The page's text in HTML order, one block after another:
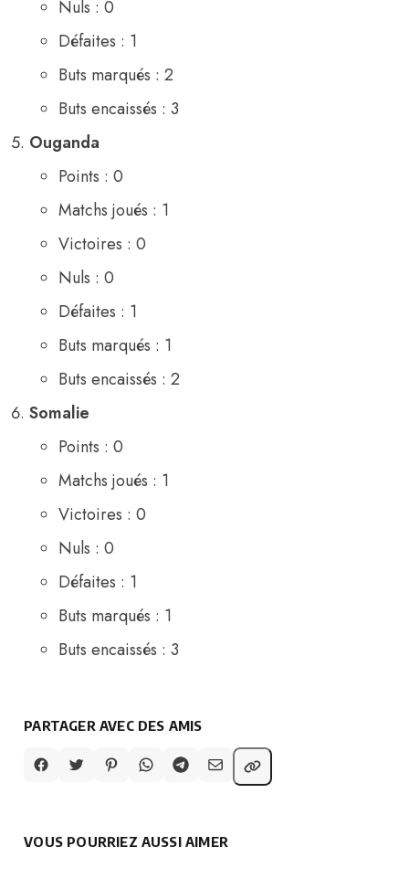
Nuls : 0
Défaites : 1
Buts marqués : 2
Buts encaissés : 3
Ouganda
Points : 0
Matchs joués : 1
Victoires : 0
Nuls : 0
Défaites : 1
Buts marqués : 1
Buts encaissés : 2
Somalie
Points : 0
Matchs joués : 1
Victoires : 0
Nuls : 0
Défaites : 1
Buts marqués : 1
Buts encaissés : 3
PARTAGER AVEC DES AMIS
VOUS POURRIEZ AUSSI AIMER